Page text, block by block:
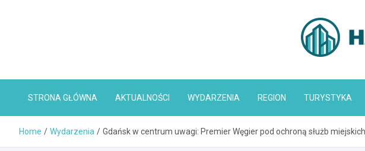
STRONA GŁÓWNA AKTUALNOŚCI WYDARZENIA REGION TURYSTYKA
Home Wydarzenia Gdańsk w centrum uwagi: Premier Węgier pod ochroną służb miejskich